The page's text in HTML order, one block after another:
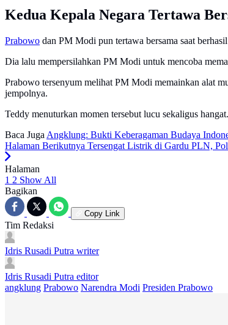
Kedua Kepala Negara Tertawa
Prabowo dan PM Modi pun tertawa bersama saat
Dia lalu mempersilahkan PM Modi untuk mencoba
Prabowo tersenyum melihat PM Modi memainkan alat
jempolnya.
Teddy menuturkan momen tersebut lucu sekaligus
Baca Juga Angklung: Bukti Keberagaman Budaya
Halaman Berikutnya Tersengat Listrik di Gardu PLN,
Halaman
1 2 Show All
Bagikan
Copy Link
Tim Redaksi
Idris Rusadi Putra writer
Idris Rusadi Putra editor
angklung Prabowo Narendra Modi Presiden Prabowo